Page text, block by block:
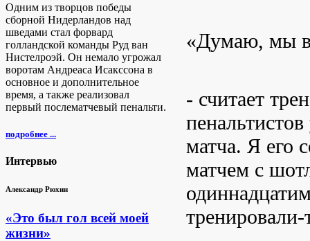
Одним из творцов победы
сборной Нидерландов над
шведами стал форвард
голландской команды Руд ван
Нистелроэй. Он немало угрожал
воротам Андреаса Исакссона в
основное и дополнительное
время, а также реализовал
первый послематчевый пенальти.
подробнее ...
Интервью
Александр Рюхин
«Это был гол всей моей
жизни»
«Думаю, мы
- считает
матча. Я его
матчем с